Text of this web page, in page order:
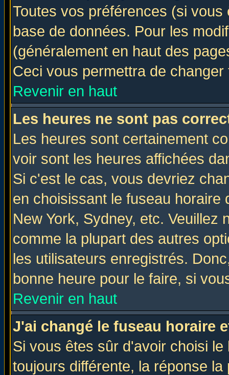
Toutes vos préférences (si
base de données. Pour les
(généralement en haut des
Ceci vous permettra de
Revenir en haut
Les heures ne sont pas
Les heures sont certainement
voir sont les heures affichées
Si c'est le cas, vous devriez
en choisissant le fuseau
New York, Sydney, etc. Veuillez
comme la plupart des autres
les utilisateurs enregistrés.
bonne heure pour le faire, si
Revenir en haut
J'ai changé le fuseau horaire
Si vous êtes sûr d'avoir choisi
toujours différente, la réponse